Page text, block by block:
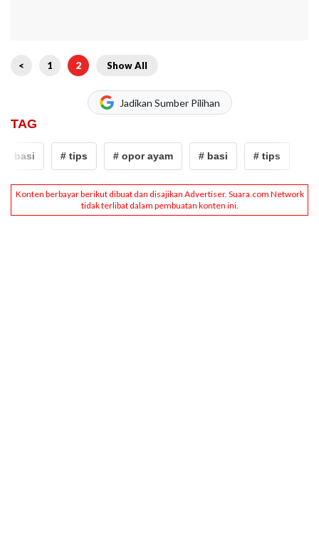
< 1 2 Show All
Jadikan Sumber Pilihan
TAG
# basi # tips # opor ayam # basi # tips